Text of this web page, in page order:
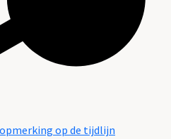
op de tijdlijn